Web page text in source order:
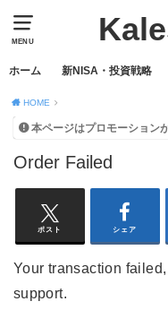
MENU
ホーム 新NISA・投資戦略
HOME
本ページはプロモーション
Order Failed
ポスト シェア
Your transaction
support.